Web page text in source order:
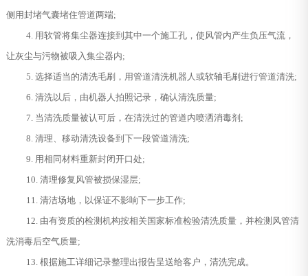
侧用封堵气囊堵住管道两端;
4. 用软管将集尘器连接到其中一个施工孔，使风管内产生负压气流，
让灰尘与污物被吸入集尘器内;
5. 选择适当的清洗毛刷，用管道清洗机器人或软轴毛刷进行管道清洗;
6. 清洗以后，由机器人拍照记录，确认清洗质量;
7. 当清洗质量被认可后，在清洗过的管道内喷洒消毒剂;
8. 清理、移动清洗设备到下一段管道清洗;
9. 用相同材料重新封闭开口处;
10. 清理修复风管被损保湿层;
11. 清洁场地，以保证不影响下一步工作;
12. 由有资质的检测机构按相关国家标准检验清洗质量，并检测风管清
洗消毒后空气质量;
13. 根据施工详细记录整理出报告呈送给客户，清洗完成。